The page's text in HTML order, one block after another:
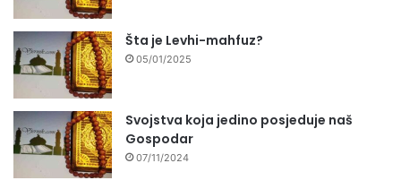
Šta je Levhi-mahfuz?
05/01/2025
Svojstva koja jedino posjeduje naš
Gospodar
07/11/2024